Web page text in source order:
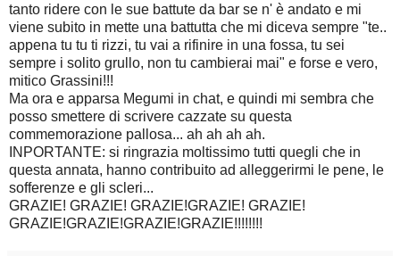
tanto ridere con le sue battute da bar se n' è andato e mi
viene subito in mette una battutta che mi diceva sempre "te..
appena tu tu ti rizzi, tu vai a rifinire in una fossa, tu sei
sempre i solito grullo, non tu cambierai mai" e forse e vero,
mitico Grassini!!!
Ma ora e apparsa Megumi in chat, e quindi mi sembra che
posso smettere di scrivere cazzate su questa
commemorazione pallosa... ah ah ah ah.
INPORTANTE: si ringrazia moltissimo tutti quegli che in
questa annata, hanno contribuito ad alleggerirmi le pene, le
sofferenze e gli scleri...
GRAZIE! GRAZIE! GRAZIE!GRAZIE! GRAZIE!
GRAZIE!GRAZIE!GRAZIE!GRAZIE!!!!!!!!